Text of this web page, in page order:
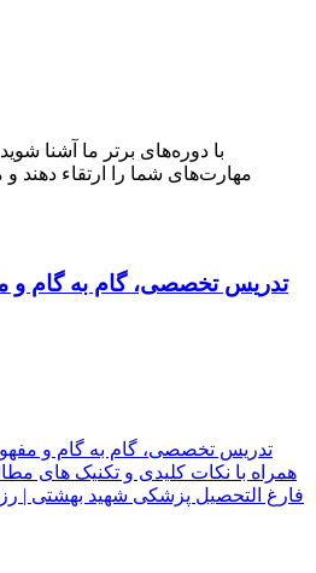
با دوره‌های برتر ما آشنا
مهارت‌های شما را ارتقاء دهند
تدریس تخصصی، گام به گام
تدریس تخصصی، گام به گام و
همراه با نکات کلیدی و تکنیک های
فارغ التحصیل پزشکی شهید بهشتی |